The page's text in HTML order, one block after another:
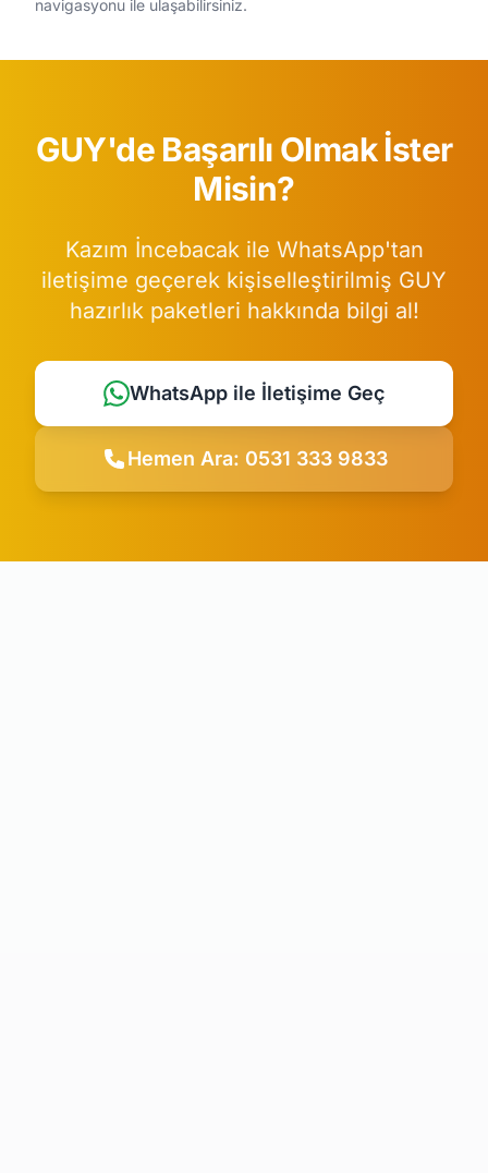
navigasyonu ile ulaşabilirsiniz.
GUY'de Başarılı Olmak İster
Misin?
Kazım İncebacak ile WhatsApp'tan
iletişime geçerek kişiselleştirilmiş GUY
hazırlık paketleri hakkında bilgi al!
WhatsApp ile İletişime Geç
Hemen Ara: 0531 333 9833